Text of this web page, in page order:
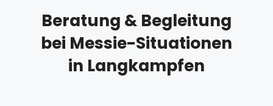
Beratung & Begleitung
bei Messie-Situationen
in Langkampfen